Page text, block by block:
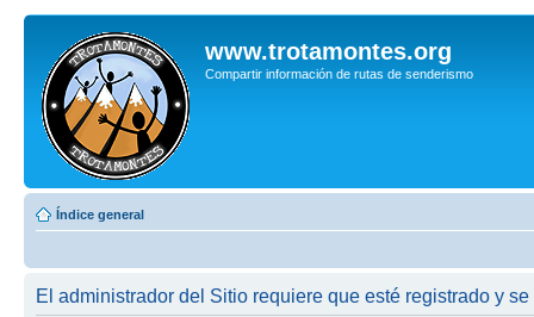
www.trotamontes.org
Compartir información de rutas de senderismo
Índice general
El administrador del Sitio requiere que esté registrado y